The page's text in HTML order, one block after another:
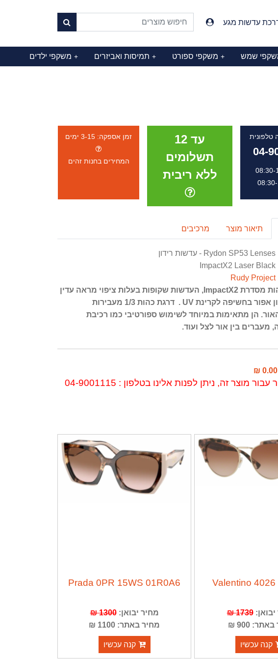
עדשות מגע
שמש משקפי ספורט + תמיסות ואביזרים + משקפי ילדים +
Rydon SP53 Lens
Rydon SP53 Lens ImpactX2 Black
טלפונית
04-
עד 12
תשלומים
ללא ריבית
זמן אספקה: 3-15 ימים
המחירים בחנות זהים
תיאור מוצר מרכיבים
Rydon SP53 Lenses - עדשות רידון
ImpactX2 Laser Black
Rudy Project
עדשות מתכהות מסדרת ImpactX2, העדשות שקופות בעלות ציפוי מראה עדין
ומתכהות לגוון אפור בחשיפה לקרינת UV . דרגת כהות 1/3 מעבירות
13% מהאור. הן מתאימות במיוחד לשימוש ספורטיבי כמו רכיבת
מעברים בין אור לצל ועוד.
0.00 ₪
מוצר זה, ניתן לפנות אלינו בטלפון : 04-9001115
Valentino
יבואן:1739 ₪
900 ₪
קנה עכשיו
Prada 0PR 15WS 01R0A6
מחיר יבואן:1300 ₪
מחיר באתר: 1100 ₪
קנה עכשיו